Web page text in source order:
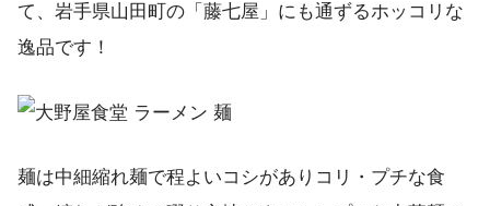
て、岩手県山田町の「藤七屋」にも通ずるホッコリな
逸品です！
麺は中細縮れ麺で程よいコシがありコリ・プチな食